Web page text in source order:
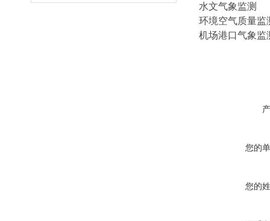
水文气象监测
环境空气质量监
机场港口气象监
您的
您的